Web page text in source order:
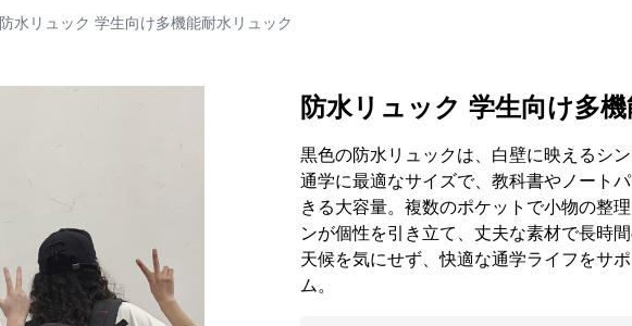
防水リュック 学生向け多機能耐水リュック
防水リュック 学生向け多
黒色の防水リュックは、白壁に映えるシ
通学に最適なサイズで、教科書やノート
きる大容量。複数のポケットで小物の整
ンが個性を引き立て、丈夫な素材で長時
天候を気にせず、快適な通学ライフをサ
ム。